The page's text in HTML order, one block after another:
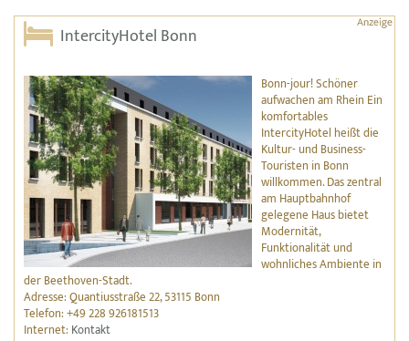
IntercityHotel Bonn
Bonn-jour! Schöner
aufwachen am Rhein Ein
komfortables
IntercityHotel heißt die
Kultur- und Business-
Touristen in Bonn
willkommen. Das zentral
am Hauptbahnhof
gelegene Haus bietet
Modernität,
Funktionalität und
wohnliches Ambiente in
der Beethoven-Stadt.
Adresse: Quantiusstraße 22, 53115 Bonn
Telefon: +49 228 926181513
Internet: Kontakt